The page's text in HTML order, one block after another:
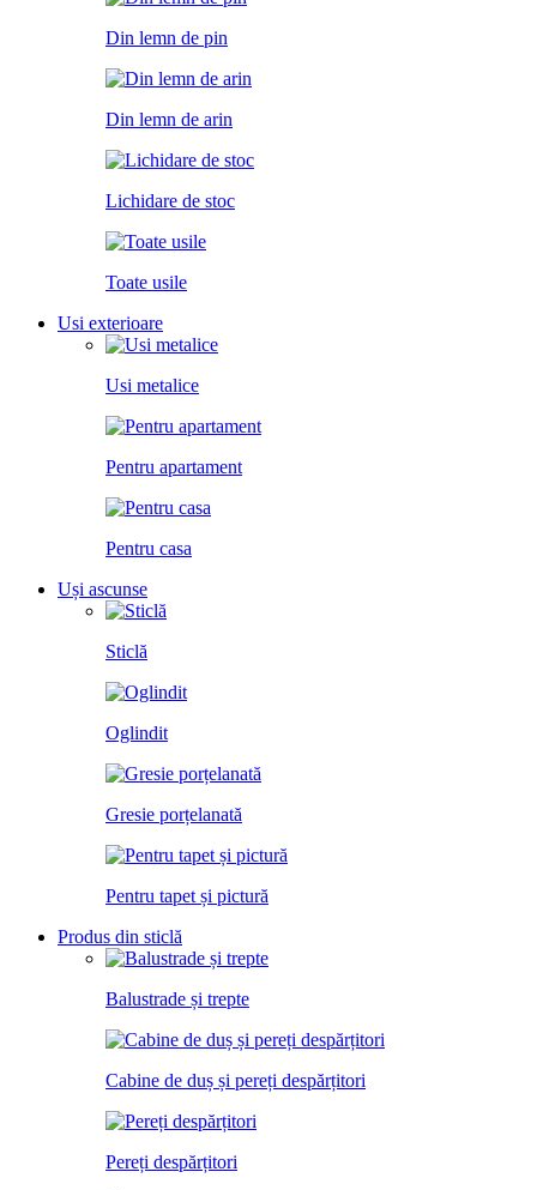
Din lemn de pin
Din lemn de arin
Lichidare de stoc
Toate usile
Usi exterioare
Usi metalice
Pentru apartament
Pentru casa
Uși ascunse
Sticlă
Oglindit
Gresie porțelanată
Pentru tapet și pictură
Produs din sticlă
Balustrade și trepte
Cabine de duș și pereți despărțitori
Pereți despărțitori